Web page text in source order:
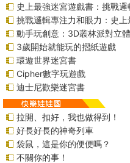
史上最強迷宮遊戲書：挑戰
挑戰邏輯專注力和眼力：史
動手玩創意：3D叢林派對立
3歲開始就能玩的摺紙遊戲
環遊世界迷宮書
Cipher數字玩遊戲
迪士尼歡樂迷宮書
拉開、扣好，我也做得到！
好長好長的神奇列車
袋鼠，這是你的便便嗎？
不關你的事！